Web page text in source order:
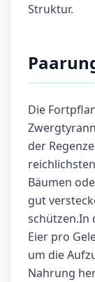
Struktur.
Die
der
Bäumen
gut
schützen.In
Eier pro
um die
Nahrung